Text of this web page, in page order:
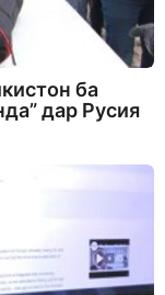
ба
дар Русия